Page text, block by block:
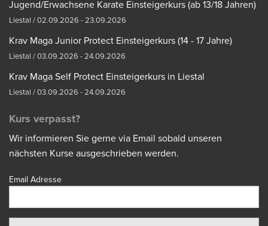
Jugend/Erwachsene Karate Einsteigerkurs (ab 13/18 Jahren)
Liestal / 02.09.2026 - 23.09.2026
Krav Maga Junior Protect Einsteigerkurs (14 - 17 Jahre)
Liestal / 03.09.2026 - 24.09.2026
Krav Maga Self Protect Einsteigerkurs in Liestal
Liestal / 03.09.2026 - 24.09.2026
Kurs verpasst?
Wir informieren Sie gerne via Email sobald unseren
nächsten Kurse ausgeschrieben werden.
Email Adresse